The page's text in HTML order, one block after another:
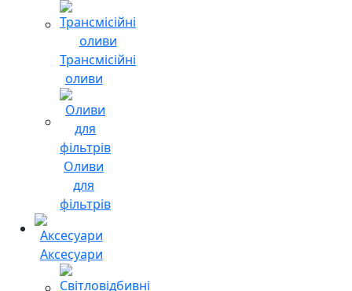
Трансмісійні
оливи
Оливи
для
фільтрів
Аксесуари